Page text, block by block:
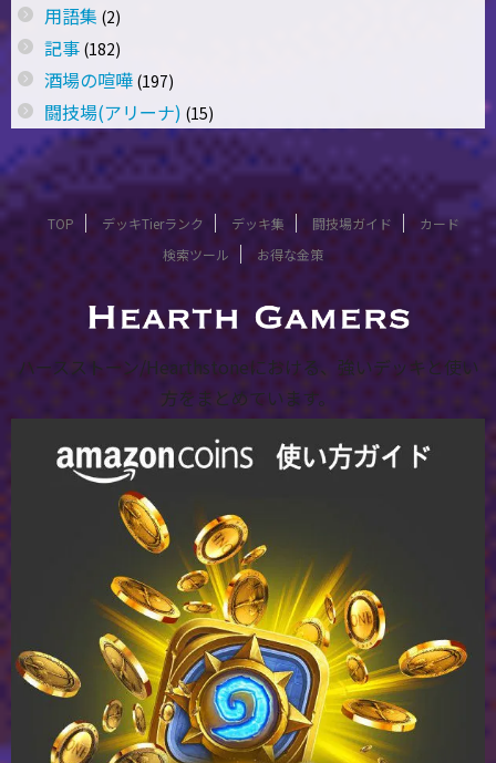
用語集 (2)
記事 (182)
酒場の喧嘩 (197)
闘技場(アリーナ) (15)
TOP デッキTierランク デッキ集 闘技場ガイド
カード
検索ツール
お得な金策
ハースストーン/Hearthstoneにおける、強いデッキと使い
方をまとめています。